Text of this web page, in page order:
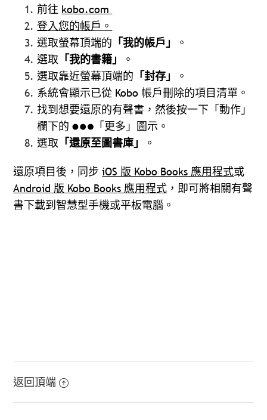
前往 kobo.com
登入您的帳戶。
選取螢幕頂端的 「我的帳戶」
。
選取 「我的書籍」
。
選取靠近螢幕頂端的 「封存」
。
系統會顯示已從 Kobo 帳戶刪除的項目清單。
找到想要還原的有聲書，然後按一下「動作」
欄下的
「更多」圖示。
選取 「還原至圖書庫」 。
還原項目後，同步iOS 版 Kobo Books 應用程式或
Android 版 Kobo Books 應用程式 ，即可將相關有聲
書下載到智慧型手機或平板電腦。
返回頂端